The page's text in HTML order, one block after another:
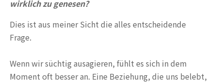
wirklich zu genesen?
Dies ist aus meiner Sicht die alles entscheidende
Frage.
Wenn wir süchtig ausagieren, fühlt es sich in dem
Moment oft besser an. Eine Beziehung, die uns belebt,